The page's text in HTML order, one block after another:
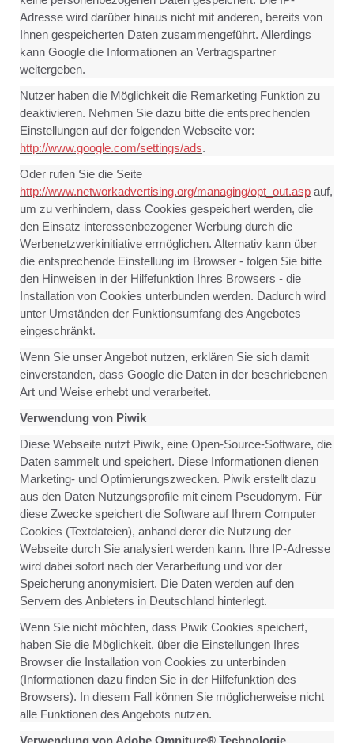
Adresse wird darüber hinaus nicht mit anderen, bereits von
Ihnen gespeicherten Daten zusammengeführt. Allerdings
kann Google die Informationen an Vertragspartner
weitergeben.
Nutzer haben die Möglichkeit die Remarketing Funktion zu
deaktivieren. Nehmen Sie dazu bitte die entsprechenden
Einstellungen auf der folgenden Webseite vor:
http://www.google.com/settings/ads.
Oder rufen Sie die Seite
http://www.networkadvertising.org/managing/opt_out.asp auf,
um zu verhindern, dass Cookies gespeichert werden, die
den Einsatz interessenbezogener Werbung durch die
Werbenetzwerkinitiative ermöglichen. Alternativ kann über
die entsprechende Einstellung im Browser - folgen Sie bitte
den Hinweisen in der Hilfefunktion Ihres Browsers - die
Installation von Cookies unterbunden werden. Dadurch wird
unter Umständen der Funktionsumfang des Angebotes
eingeschränkt.
Wenn Sie unser Angebot nutzen, erklären Sie sich damit
einverstanden, dass Google die Daten in der beschriebenen
Art und Weise erhebt und verarbeitet.
Verwendung von Piwik
Diese Webseite nutzt Piwik, eine Open-Source-Software, die
Daten sammelt und speichert. Diese Informationen dienen
Marketing- und Optimierungszwecken. Piwik erstellt dazu
aus den Daten Nutzungsprofile mit einem Pseudonym. Für
diese Zwecke speichert die Software auf Ihrem Computer
Cookies (Textdateien), anhand derer die Nutzung der
Webseite durch Sie analysiert werden kann. Ihre IP-Adresse
wird dabei sofort nach der Verarbeitung und vor der
Speicherung anonymisiert. Die Daten werden auf den
Servern des Anbieters in Deutschland hinterlegt.
Wenn Sie nicht möchten, dass Piwik Cookies speichert,
haben Sie die Möglichkeit, über die Einstellungen Ihres
Browser die Installation von Cookies zu unterbinden
(Informationen dazu finden Sie in der Hilfefunktion des
Browsers). In diesem Fall können Sie möglicherweise nicht
alle Funktionen des Angebots nutzen.
Verwendung von Adobe Omniture® Technologie